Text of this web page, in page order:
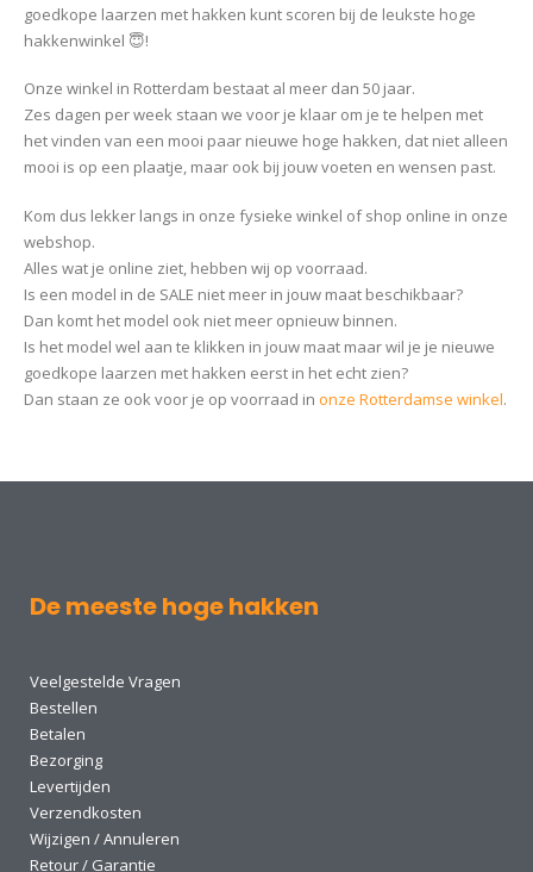
goedkope laarzen met hakken kunt scoren bij de leukste hoge
hakkenwinkel 😇!
Onze winkel in Rotterdam bestaat al meer dan 50 jaar.
Zes dagen per week staan we voor je klaar om je te helpen met
het vinden van een mooi paar nieuwe hoge hakken, dat niet alleen
mooi is op een plaatje, maar ook bij jouw voeten en wensen past.
Kom dus lekker langs in onze fysieke winkel of shop online in onze
webshop.
Alles wat je online ziet, hebben wij op voorraad.
Is een model in de SALE niet meer in jouw maat beschikbaar?
Dan komt het model ook niet meer opnieuw binnen.
Is het model wel aan te klikken in jouw maat maar wil je je nieuwe
goedkope laarzen met hakken eerst in het echt zien?
Dan staan ze ook voor je op voorraad in onze Rotterdamse winkel.
De meeste hoge hakken
Veelgestelde Vragen
Bestellen
Betalen
Bezorging
Levertijden
Verzendkosten
Wijzigen / Annuleren
Retour / Garantie